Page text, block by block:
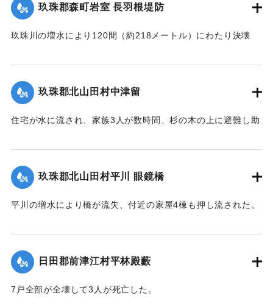
大正十年洪水被害地巡視
勅使海江田侍従展望之處
時大正十年七月一日也
※碑文の画像・翻刻は「デジタル拓本」による。
【出典：『九重町誌』、碑文】
【出典：大分新聞 大正10年6月25日朝刊7面】
｜固有コード:00268368
玖珠郡森町岩室 長羽根堤防
玖珠川の増水により120間（約218メートル）にわたり決壊
た。
【出典：大分新聞 大正10年6月26日朝刊7面】
｜固有コード:00268369
玖珠郡北山田村中津留
住宅が水に流され、家族3人が数時間、杉の木の上に避難し助
｜固有コード:
玖珠郡北山田村平川 眼鏡橋
平川の増水により橋が流失、付近の家屋4棟も押し流された。
｜固有コード:00268371
日田郡前津江村平林殿藪
7戸全部が全壊して3人が死亡した。